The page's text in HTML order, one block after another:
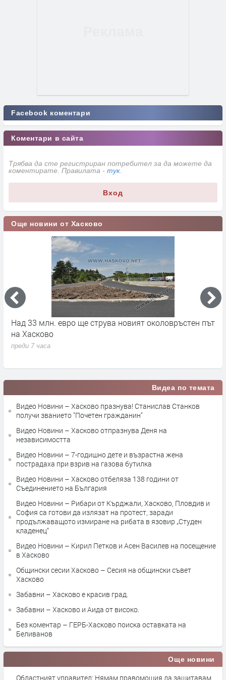
Facebook коментари
Коментари в сайта
Трябва да сте регистриран потребител за да можете да
коментирате. Правилата - тук
Вход
Още новини от Хасково
Свиленград получава над 1,1 млн. евро за
почистване и укрепване на река Марица
преди 7 часа
Видеа по темата
Видео Новини – Хасково празнува! Станислав Станков
получи званието "Почетен гражданин"
Видео Новини – Хасково отпразнува Деня на
независимостта
Видео Новини – 7-годишно дете и възрастна жена
пострадаха при взрив на газова бутилка
Видео Новини – Хасково отбеляза 138 години от
Съединението на България
Видео Новини – Рибари от Кърджали, Хасково, Пловдив и
София са готови да излязат на протест, заради
продължаващото измиране на рибата в язовир „Студен
кладенец“
Видео Новини – Кирил Петков и Асен Василев на посещение
в Хасково
Общински сесии Хасково – Сесия на общински съвет
Хасково
Забавни – Хасково е красив град.
Забавни – Хасково и Аида от високо.
Без коментар – ГЕРБ-Хасково поиска оставката на
Беливанов
Още новини
Областният управител: Нямам правомощия да защитавам